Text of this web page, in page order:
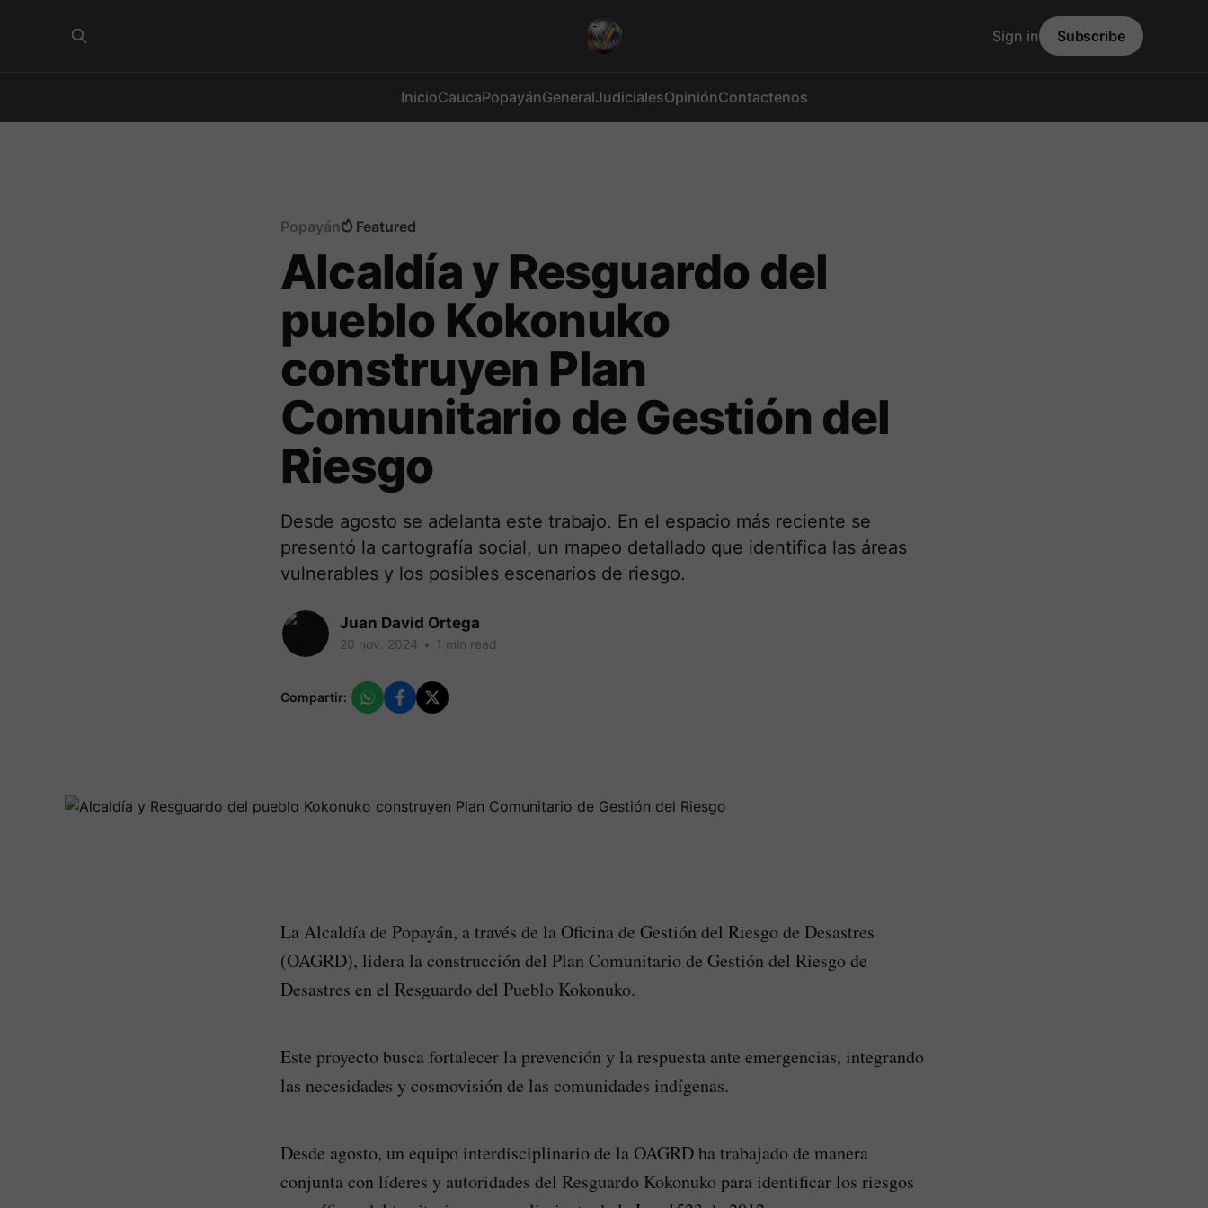
InicioCaucaPopayánGeneralJudicialesOpiniónContactenos
Sign in Subscribe
Popayán Featured
Alcaldía y Resguardo del
pueblo Kokonuko
construyen Plan
Comunitario de Gestión del
Riesgo
Desde agosto se adelanta este trabajo. En el espacio más reciente se
presentó la cartografía social, un mapeo detallado que identifica las áreas
vulnerables y los posibles escenarios de riesgo.
Juan David Ortega
20 nov. 2024 • 1 min read
Compartir:
La Alcaldía de Popayán, a través de la Oficina de Gestión del Riesgo de Desastres
(OAGRD), lidera la construcción del Plan Comunitario de Gestión del Riesgo de
Desastres en el Resguardo del Pueblo Kokonuko.
Este proyecto busca fortalecer la prevención y la respuesta ante emergencias, integrando
las necesidades y cosmovisión de las comunidades indígenas.
Desde agosto, un equipo interdisciplinario de la OAGRD ha trabajado de manera
conjunta con líderes y autoridades del Resguardo Kokonuko para identificar los riesgos